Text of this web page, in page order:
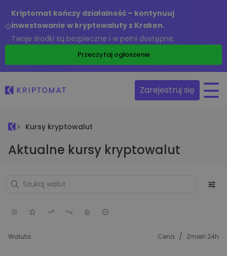
Kriptomat kończy działalność – kontynuuj
inwestowanie w kryptowaluty z Kraken.
Twoje środki są bezpieczne i w pełni dostępne.
Przeczytaj ogłoszenie
Zarejestruj się
Kursy kryptowalut
Aktualne kursy kryptowalut
Waluta Cena / Zmień 24h